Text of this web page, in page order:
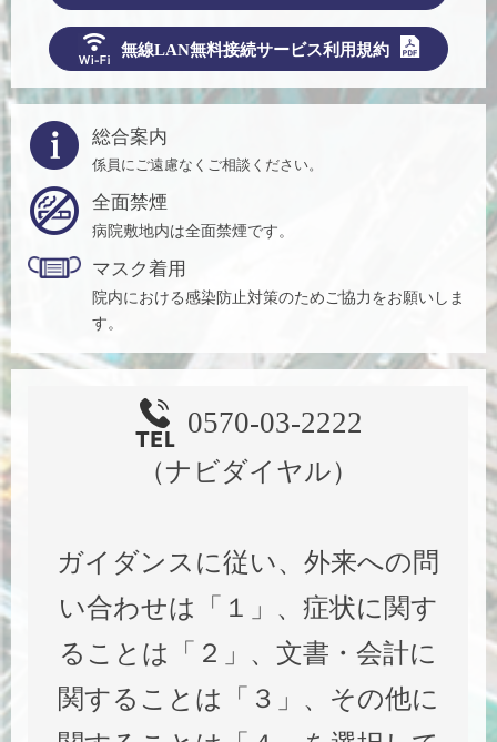
無線LAN無料接続サービス利用規約
総合案内
係員にご遠慮なくご相談ください。
全面禁煙
病院敷地内は全面禁煙です。
マスク着用
院内における感染防止対策のためご協力をお願いしま
す。
0570-03-2222
（ナビダイヤル）
ガイダンスに従い、外来への問
い合わせは「１」、症状に関す
ることは「２」、文書・会計に
関することは「３」、その他に